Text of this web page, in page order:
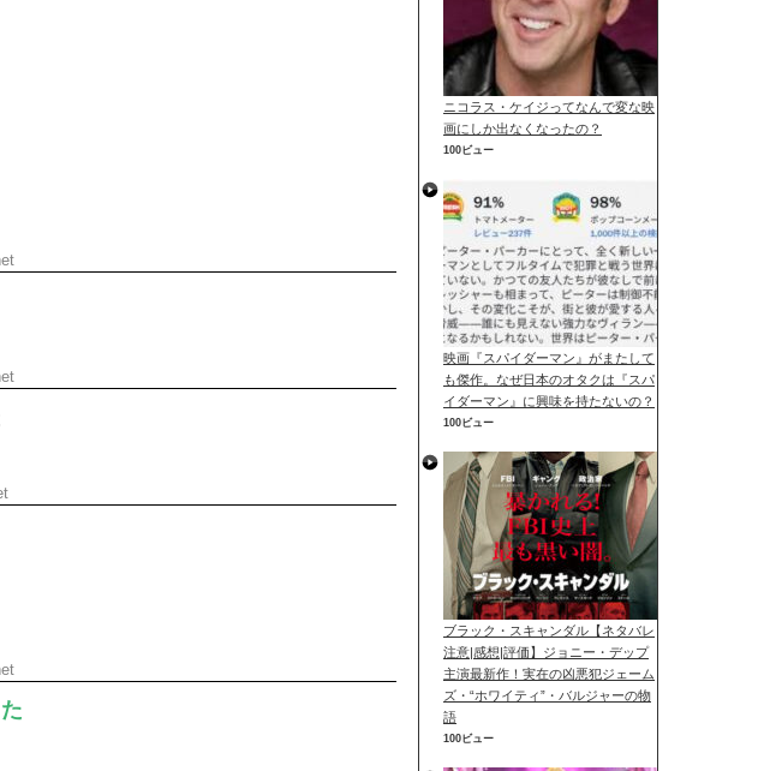
ニコラス・ケイジってなんで変な映
画にしか出なくなったの？
100ビュー
映画『スパイダーマン』がまたして
も傑作。なぜ日本のオタクは『スパ
イダーマン』に興味を持たないの？
100ビュー
ブラック・スキャンダル【ネタバレ
注意|感想|評価】ジョニー・デップ
主演最新作！実在の凶悪犯ジェーム
ズ・“ホワイティ”・バルジャーの物
語
100ビュー